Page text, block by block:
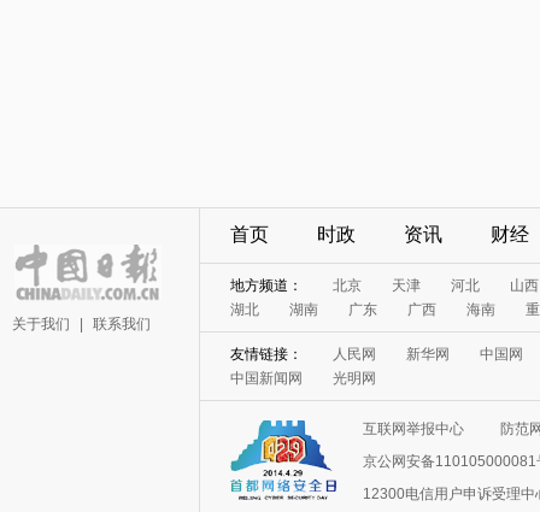
关于我们 联系我们
首页 时政 资讯 财经
地方频道： 北京 天津 河北
山西
湖北
湖南 广东 广西 海南
友情链接： 人民网 新华网
中国网
中国新闻网
光明网
互联网举报中心
防范
京公网安备110105000081
12300电信用户申诉受理中